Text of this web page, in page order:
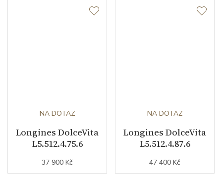
NA DOTAZ
Longines DolceVita
L5.512.4.75.6
37 900 Kč
NA DOTAZ
Longines DolceVita
L5.512.4.87.6
47 400 Kč